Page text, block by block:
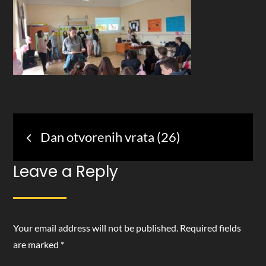
Post
navigation
Dan otvorenih vrata (26)
Leave a Reply
Your email address will not be published. Required fields
are marked *